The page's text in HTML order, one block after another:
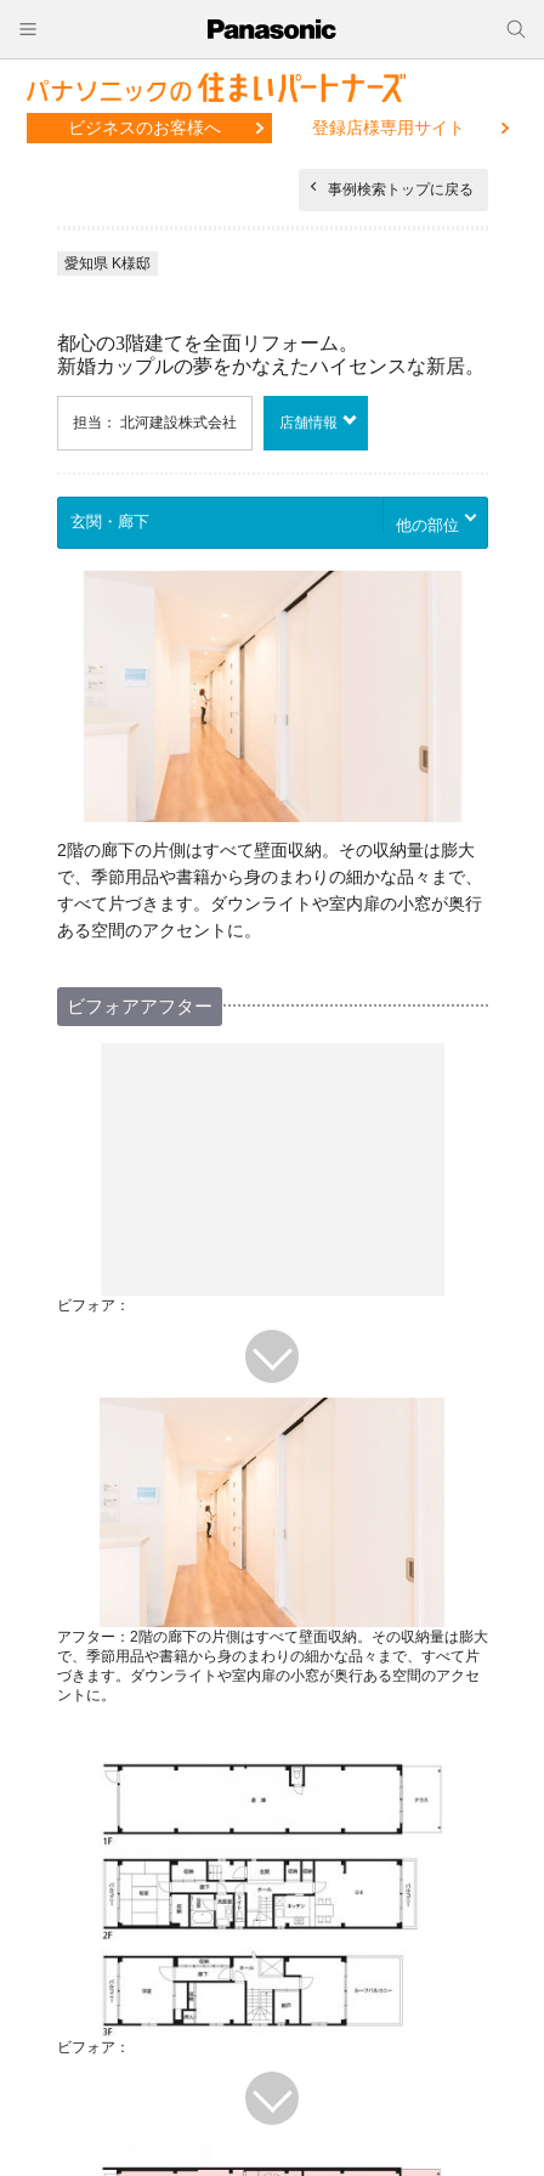
ビジネスのお客様へ 登録店様専用サイト
事例検索トップに戻る
愛知県 K様邸
都心の3階建てを全面リフォーム。
新婚カップルの夢をかなえたハイセンスな新居。
担当： 北河建設株式会社 店舗情報
他の部位
2階の廊下の片側はすべて壁面収納。その収納量は膨大
で、季節用品や書籍から身のまわりの細かな品々まで、
すべて片づきます。ダウンライトや室内扉の小窓が奥行
ある空間のアクセントに。
ビフォアアフター
ビフォア：
アフター：2階の廊下の片側はすべて壁面収納。その収納量は膨大
で、季節用品や書籍から身のまわりの細かな品々まで、すべて片
づきます。ダウンライトや室内扉の小窓が奥行ある空間のアクセ
ントに。
ビフォア：